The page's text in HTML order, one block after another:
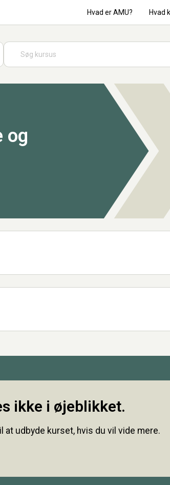
Hvad er AMU? Hvad
og
ikke i øjeblikket.
at udbyde kurset, hvis du vil vide mere.